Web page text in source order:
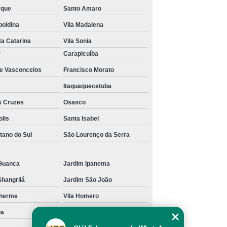
Santo Amaro
Vila Madalena
Catarina
Vila Sonia
Carapicuíba
Vasconcelos Francisco Morato
Itaquaquecetuba
Cruzes Osasco
Santa Isabel
do Sul São Lourenço da Serra
Jardim Ipanema
Jardim São João
Vila Homero